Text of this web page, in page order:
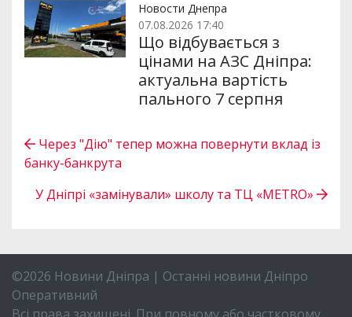
Новости Днепра
07.08.2026 17:40
Що відбувається з
цінами на АЗС Дніпра:
актуальна вартість
пального 7 серпня
Через "Дію" тепер можна повернути вклад із
банку-банкрута
У Дніпрі «замінували» школу та ТЦ «METRO»
©2026 Новини Дніпра | Останні новини Дніпро
Оперативний